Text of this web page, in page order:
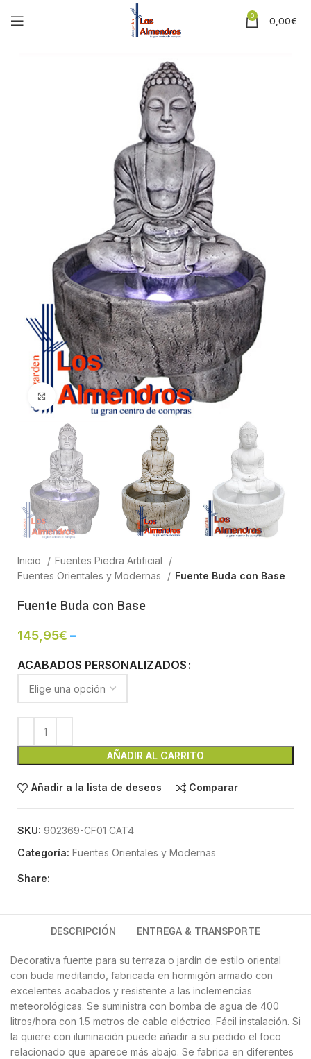
0 0,00€
Clic para ampliar
Inicio
Fuentes Piedra Artificial
Fuentes Orientales y Modernas
Fuente Buda con Base
Fuente Buda con Base
145,95€ –
ACABADOS PERSONALIZADOS
AÑADIR AL CARRITO
Añadir a la lista de deseos Comparar
SKU: 902369-CF01 CAT4
Categoría: Fuentes Orientales y Modernas
Share:
DESCRIPCIÓN ENTREGA & TRANSPORTE
Decorativa fuente para su terraza o jardín de estilo oriental
con buda meditando, fabricada en hormigón armado con
excelentes acabados y resistente a las inclemencias
meteorológicas. Se suministra con bomba de agua de 400
litros/hora con 1.5 metros de cable eléctrico. Fácil instalación. Si
la quiere con iluminación puede añadir a su pedido el foco
relacionado que aparece más abajo. Se fabrica en diferentes